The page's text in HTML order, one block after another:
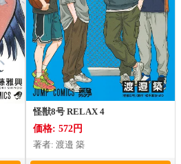
怪獣8号 RELAX 4
価格: 572円
著者: 渡邉 築